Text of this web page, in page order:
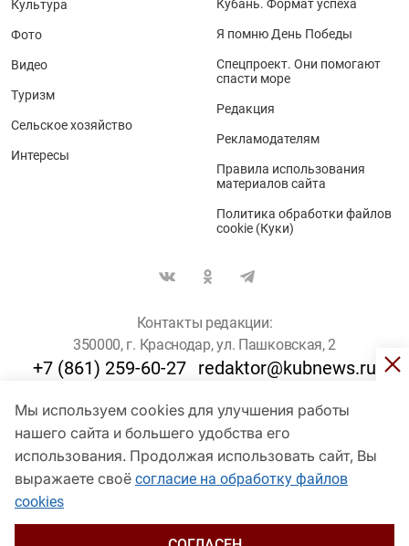
Мы используем cookies для улучшения работы
нашего сайта и большего удобства его
использования. Продолжая использовать сайт, Вы
выражаете своё согласие на обработку файлов
cookies
Культура
Фото
Видео
Туризм
Сельское хозяйство
Интересы
Кубань. Формат успеха
Я помню День Победы
Спецпроект. Они помогают
спасти море
Редакция
Рекламодателям
Правила использования
материалов сайта
Политика обработки файлов
cookie (Куки)
Контакты редакции:
350000, г. Краснодар, ул. Пашковская, 2
+7 (861) 259-60-27 redaktor@kubnews.ru
Для пользователей старше 16 лет
© Кубанские Новости, 2017
Сетевое издание «kubnews» зарегистрировано Федеральной
службой по надзору в сфере связи, информационных технологий
и массовых коммуникаций (Роскомнадзор). Регистрационный